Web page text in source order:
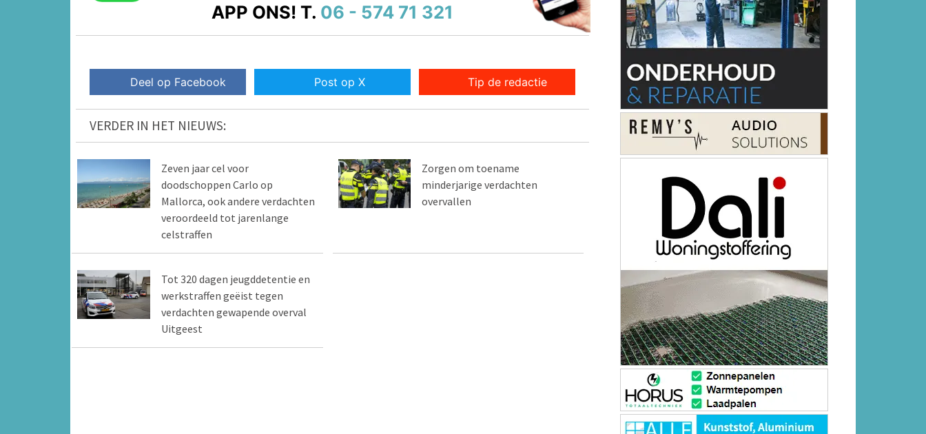
APP ONS! T. 06 - 574 71 321
Deel op Facebook Post op X Tip de redactie
VERDER IN HET NIEUWS:
Zeven jaar cel voor
doodschoppen Carlo op
Mallorca, ook andere verdachten
veroordeeld tot jarenlange
celstraffen
Zorgen om toename
minderjarige verdachten
overvallen
Tot 320 dagen jeugddetentie en
werkstraffen geëist tegen
verdachten gewapende overval
Uitgeest